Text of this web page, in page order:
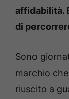
affidabilità.
di
Sono
marchio
riuscito a